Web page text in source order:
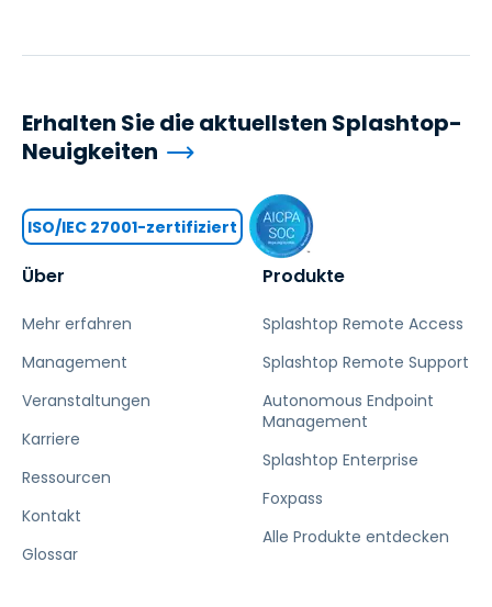
Über
Mehr erfahren
Management
Veranstaltungen
Karriere
Ressourcen
Kontakt
Glossar
Produkte
Splashtop Remote Access
Splashtop Remote Support
Autonomous Endpoint
Management
Splashtop Enterprise
Foxpass
Alle Produkte entdecken
Erhalten Sie die aktuellsten Splashtop-
Neuigkeiten
ISO/IEC 27001-zertifiziert